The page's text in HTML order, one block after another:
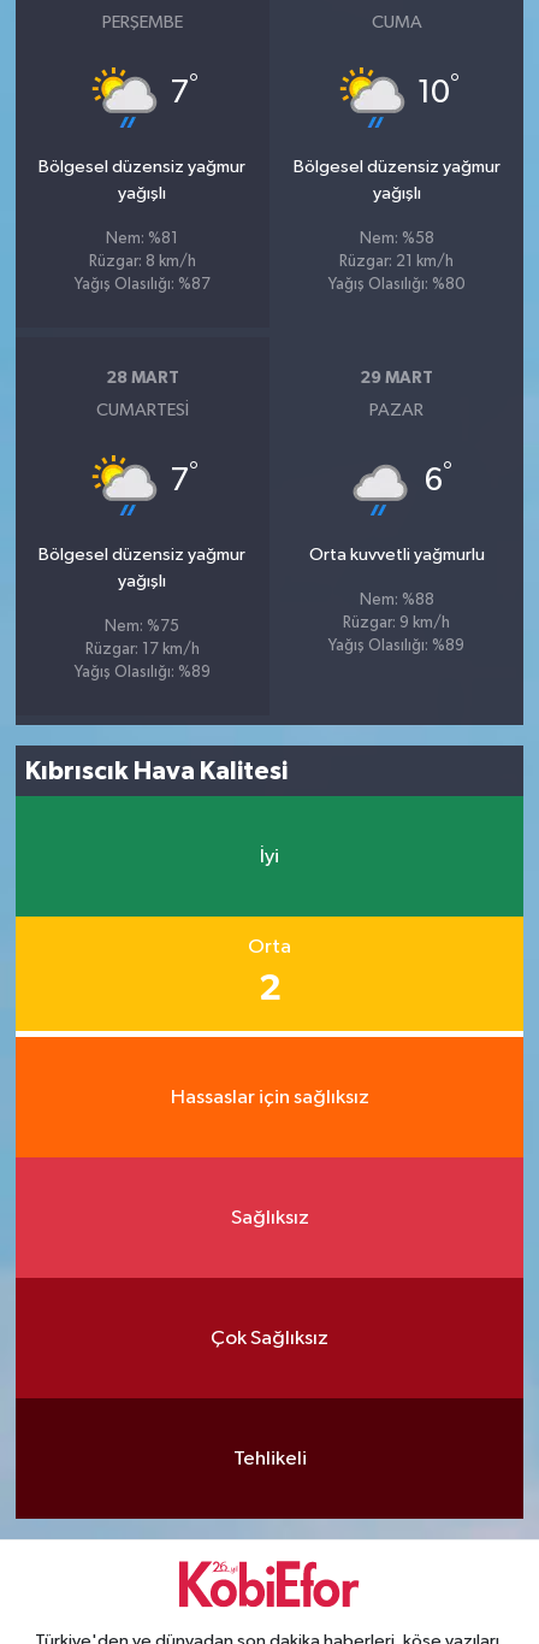
PERŞEMBE
7°
Bölgesel düzensiz yağmur
yağışlı
Nem: %81
Rüzgar: 8 km/h
Yağış Olasılığı: %87
CUMA
10°
Bölgesel düzensiz yağmur
yağışlı
Nem: %58
Rüzgar: 21 km/h
Yağış Olasılığı: %80
28 MART
CUMARTESI
7°
Bölgesel düzensiz yağmur
yağışlı
Nem: %75
Rüzgar: 17 km/h
Yağış Olasılığı: %89
29 MART
PAZAR
6°
Orta kuvvetli yağmurlu
Nem: %88
Rüzgar: 9 km/h
Yağış Olasılığı: %89
Kıbrıscık Hava Kalitesi
İyi
Orta
2
Hassaslar için sağlıksız
Sağlıksız
Çok Sağlıksız
Tehlikeli